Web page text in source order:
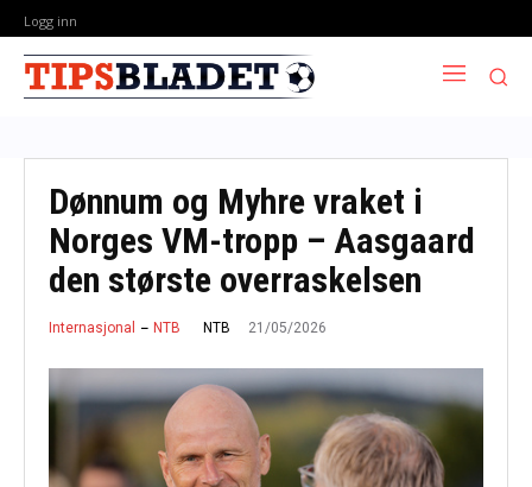
Logg inn
Dønnum og Myhre vraket i
Norges VM-tropp – Aasgaard
den største overraskelsen
Internasjonal NTB NTB 21/05/2026